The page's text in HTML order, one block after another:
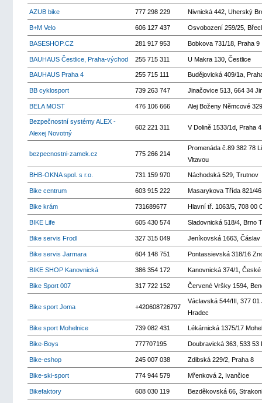
AZUB bike 777 298 229 Nivnická 442, Uherský
B+M Velo 606 127 437 Osvobození 259/25,
BASESHOP.CZ 281 917 953 Bobkova 731/18, Praha 9
BAUHAUS Čestlice, Praha-východ 255 715 311 U Makra 130, Čestlice
BAUHAUS Praha 4 255 715 111 Budějovická 409/1a,
BB cyklosport 739 263 747 Jinačovice 513, 664 34
BELA MOST 476 106 666 Alej Boženy Němcové
Bezpečnostní systémy ALEX -
Alexej Novotný
602 221 311 V Dolině 1533/1d, Praha 4
bezpecnostni-zamek.cz 775 266 214
Promenáda č.89 382 78
Vltavou
BHB-OKNA spol. s r.o. 731 159 970 Náchodská 529, Trutnov
Bike centrum 603 915 222 Masarykova Třída 821/
Bike krám 731689677 Hlavní tř. 1063/5, 708 00
BIKE Life 605 430 574 Sladovnická 518/4, Brno
Bike servis Frodl 327 315 049 Jeníkovská 1663, Čáslav
Bike servis Jarmara 604 148 751 Pontassievská 318/16
BIKE SHOP Kanovnická 386 354 172 Kanovnická 374/1, České
Bike Sport 007 317 722 152 Červené Vršky 1594,
Bike sport Joma +420608726797
Václavská 544/III, 377 01
Hradec
Bike sport Mohelnice 739 082 431 Lékárnická 1375/17
Bike-Boys 777707195 Doubravická 363, 533 53
Bike-eshop 245 007 038 Zdibská 229/2, Praha 8
Bike-ski-sport 774 944 579 Mřenková 2, Ivančice
Bikefaktory 608 030 119 Bezděkovská 66,